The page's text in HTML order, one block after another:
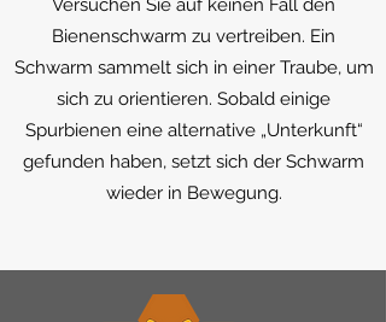
Versuchen Sie auf keinen Fall den
Bienenschwarm zu vertreiben. Ein
Schwarm sammelt sich in einer Traube, um
sich zu orientieren. Sobald einige
Spurbienen eine alternative „Unterkunft“
gefunden haben, setzt sich der Schwarm
wieder in Bewegung.